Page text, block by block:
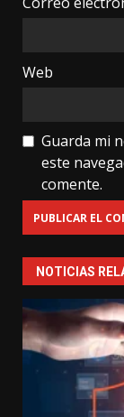
Web
Guarda mi
este
comente.
NOTICIAS